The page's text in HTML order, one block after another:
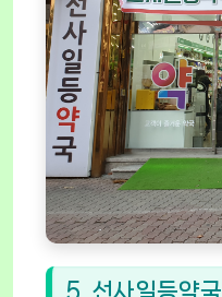
5. 선사일등약국